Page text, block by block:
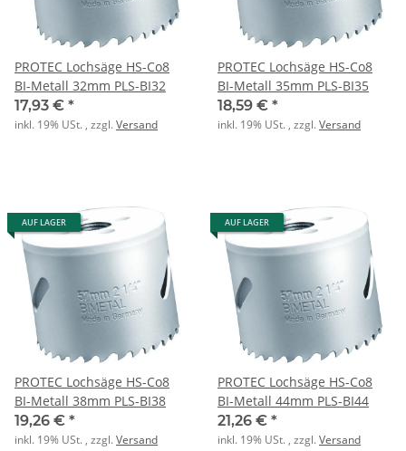
PROTEC Lochsäge HS-Co8
BI-Metall 32mm PLS-BI32
17,93 € *
inkl. 19% USt. , zzgl.Versand
PROTEC Lochsäge HS-Co8
BI-Metall 35mm PLS-BI35
18,59 € *
inkl. 19% USt. , zzgl.Versand
AUF LAGER
PROTEC Lochsäge HS-Co8
BI-Metall 38mm PLS-BI38
19,26 € *
inkl. 19% USt. , zzgl.Versand
AUF LAGER
PROTEC Lochsäge HS-Co8
BI-Metall 44mm PLS-BI44
21,26 € *
inkl. 19% USt. , zzgl.Versand